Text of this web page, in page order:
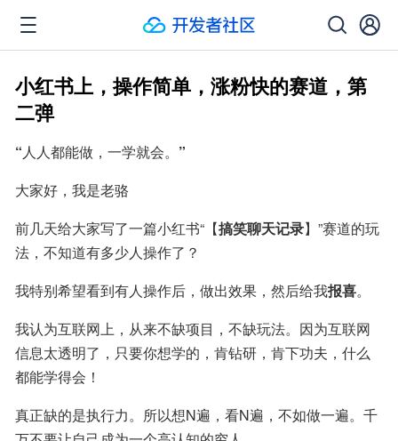
小红书上，操作简单，涨粉快的赛道，第
二弹
“人人都能做，一学就会。 ”
大家好，我是老骆
前几天给大家写了一篇小红书“【搞笑聊天记录】”赛道的玩
法，不知道有多少人操作了？
我特别希望看到有人操作后，做出效果，然后给我报喜。
我认为互联网上，从来不缺项目，不缺玩法。因为互联网
信息太透明了，只要你想学的，肯钻研，肯下功夫，什么
都能学得会！
真正缺的是执行力。所以想N遍，看N遍，不如做一遍。千